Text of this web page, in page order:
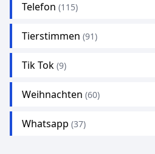
Telefon (115)
Tierstimmen (91)
Tik Tok (9)
Weihnachten (60)
Whatsapp (37)